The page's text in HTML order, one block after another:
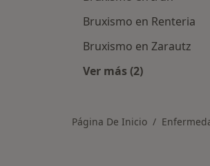
Bruxismo en Renteria
Bruxismo en Zarautz
Ver más (2)
Página De Inicio